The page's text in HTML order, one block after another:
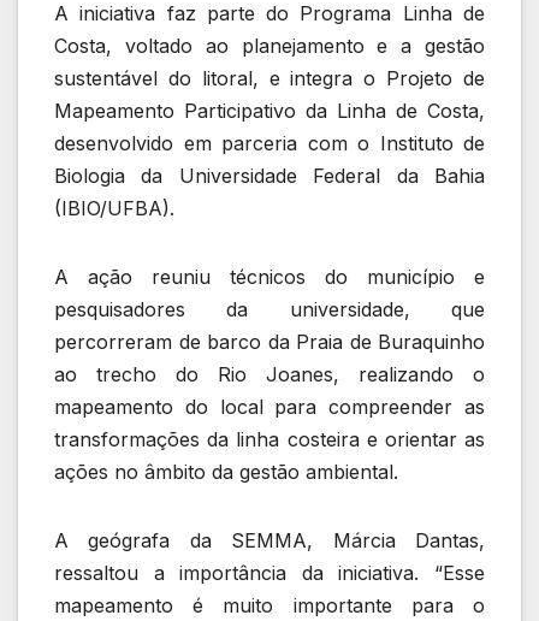
A iniciativa faz parte do Programa Linha de
Costa, voltado ao planejamento e a gestão
sustentável do litoral, e integra o Projeto de
Mapeamento Participativo da Linha de Costa,
desenvolvido em parceria com o Instituto de
Biologia da Universidade Federal da Bahia
(IBIO/UFBA).
A ação reuniu técnicos do município e
pesquisadores da universidade, que
percorreram de barco da Praia de Buraquinho
ao trecho do Rio Joanes, realizando o
mapeamento do local para compreender as
transformações da linha costeira e orientar as
ações no âmbito da gestão ambiental.
A geógrafa da SEMMA, Márcia Dantas,
ressaltou a importância da iniciativa. “Esse
mapeamento é muito importante para o